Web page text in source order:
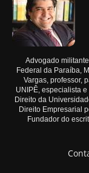
Advogado
Federal da Paraíba,
Vargas, professor,
UNIPÊ, especialista
Direito da
Direito Empresarial
Fundador do